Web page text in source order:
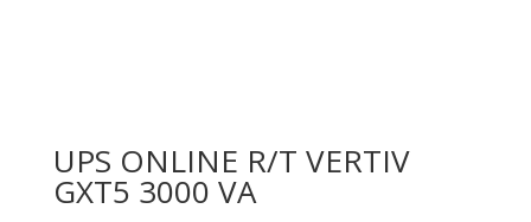
UPS ONLINE R/T VERTIV
GXT5 3000 VA